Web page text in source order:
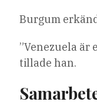
Burgum
”Venezuela är
tillade han.